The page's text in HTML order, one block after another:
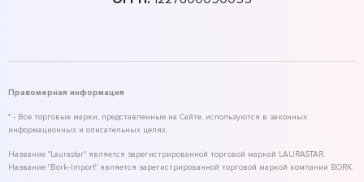
Правомерная информация
* - Все торговые марки, представленные на Сайте, используются в законных
информационных и описательных целях.
Название "Laurastar" является зарегистрированной торговой маркой LAURASTAR.
Название "Bork-Import" является зарегистрированной торговой маркой компании BORK.